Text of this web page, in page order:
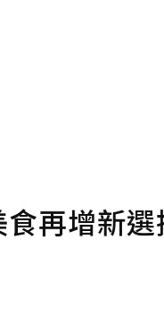
再增新